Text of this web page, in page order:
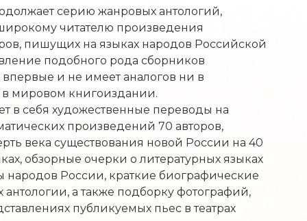
серию жанровых антологий,
читателю произведения
пишущих на языках народов Российской
подобного рода сборников
и не имеет аналогов ни в
в мировом книгоиздании.
в себя художественные переводы на
произведений 70 авторов,
века существования новой России на 40
обзорные очерки о литературных языках
народов России, краткие биографические
антологии, а также подборку фотографий,
публикуемых пьес в театрах